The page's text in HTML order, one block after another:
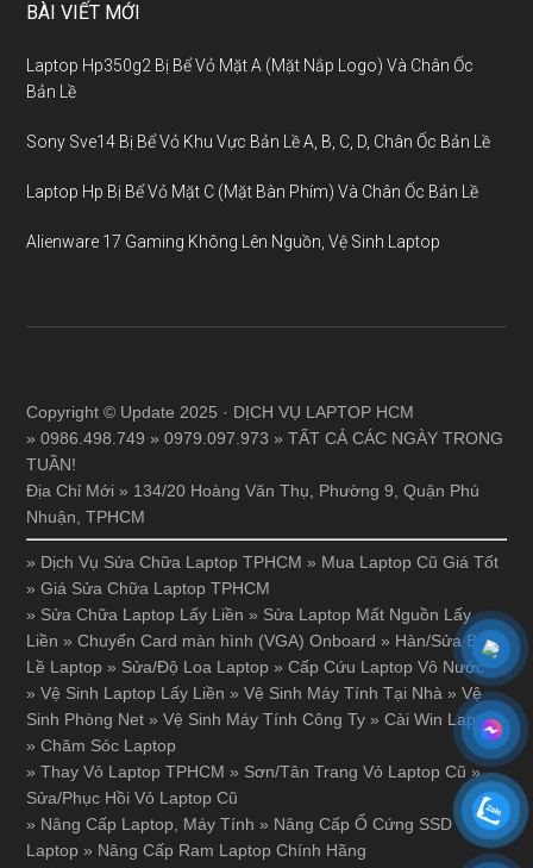
BÀI VIẾT MỚI
Laptop Hp350g2 Bị Bể Vỏ Mặt A (Mặt Nắp Logo) Và Chân Ốc
Bản Lề
Sony Sve14 Bị Bể Vỏ Khu Vực Bản Lề A, B, C, D, Chân Ốc Bản Lề
Laptop Hp Bị Bể Vỏ Mặt C (Mặt Bàn Phím) Và Chân Ốc Bản Lề
Alienware 17 Gaming Không Lên Nguồn, Vệ Sinh Laptop
Copyright © Update 2025 · DỊCH VỤ LAPTOP HCM
» 0986.498.749 » 0979.097.973 » TẤT CẢ CÁC NGÀY TRONG
TUẦN!
Địa Chỉ Mới » 134/20 Hoàng Văn Thụ, Phường 9, Quận Phú
Nhuận, TPHCM
» Dịch Vụ Sửa Chữa Laptop TPHCM » Mua Laptop Cũ Giá Tốt
»Giá Sửa Chữa Laptop TPHCM
» Sửa Chữa Laptop Lấy Liền » Sửa Laptop Mất Nguồn Lấy
Liền »Chuyển Card màn hình (VGA) Onboard » Hàn/Sửa Bản
Lề Laptop » Sửa/Độ Loa Laptop »Cấp Cứu Laptop Vô Nước
»Vệ Sinh Laptop Lấy Liền »Vệ Sinh Máy Tính Tại Nhà »Vệ
Sinh Phòng Net »Vệ Sinh Máy Tính Công Ty »Cài Win Laptop
»Chăm Sóc Laptop
»Thay Vỏ Laptop TPHCM » Sơn/Tân Trang Vỏ Laptop Cũ »
Sửa/Phục Hồi Vỏ Laptop Cũ
» Nâng Cấp Laptop, Máy Tính » Nâng Cấp Ổ Cứng SSD
Laptop » Nâng Cấp Ram Laptop Chính Hãng